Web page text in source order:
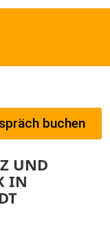
buchen
UND
IN